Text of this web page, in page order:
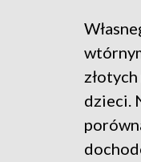
dzieci.